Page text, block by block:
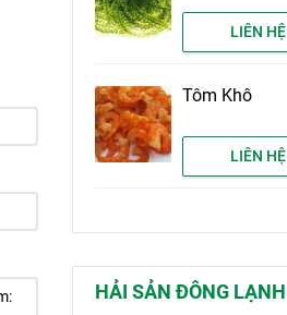
LIÊN HỆ
Tôm Khô
LIÊN HỆ
HẢI SẢN ĐÔNG LẠNH